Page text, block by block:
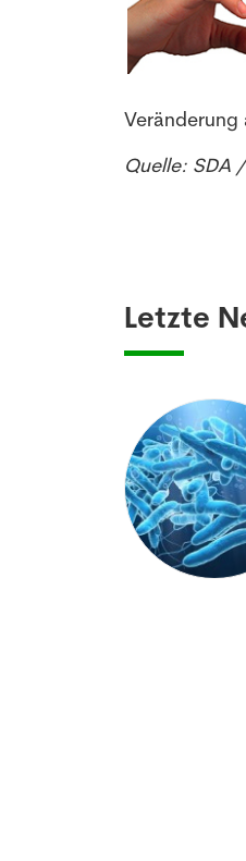
Veränderung
Quelle: SDA
Letzte